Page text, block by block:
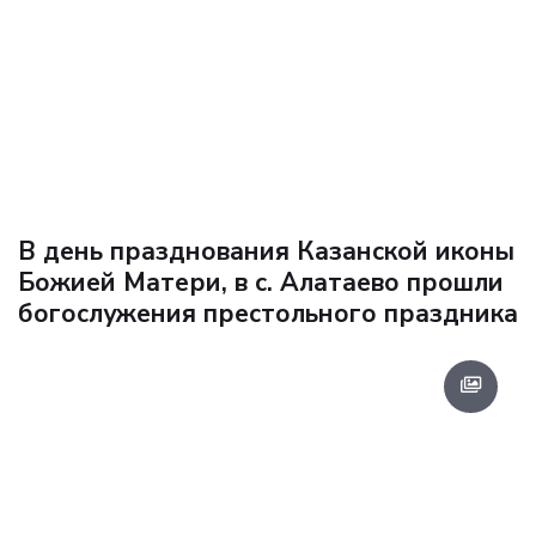
В день празднования Казанской иконы
Божией Матери, в с. Алатаево прошли
богослужения престольного праздника